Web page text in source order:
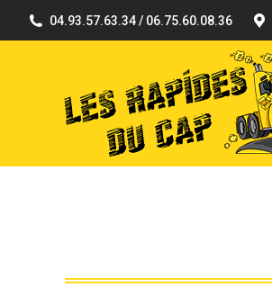
04.93.57.63.34 / 06.75.60.08.36